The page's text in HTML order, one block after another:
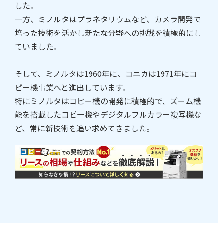
した。
一方、ミノルタはプラネタリウムなど、カメラ開発で
培った技術を活かし新たな分野への挑戦を積極的にし
ていました。
そして、ミノルタは1960年に、コニカは1971年にコ
ピー機事業へと進出しています。
特にミノルタはコピー機の開発に積極的で、ズーム機
能を搭載したコピー機やデジタルフルカラー複写機な
ど、常に新技術を追い求めてきました。